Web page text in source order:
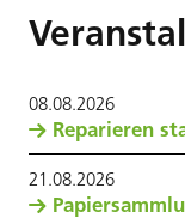
08.08.2026
Reparieren
21.08.2026